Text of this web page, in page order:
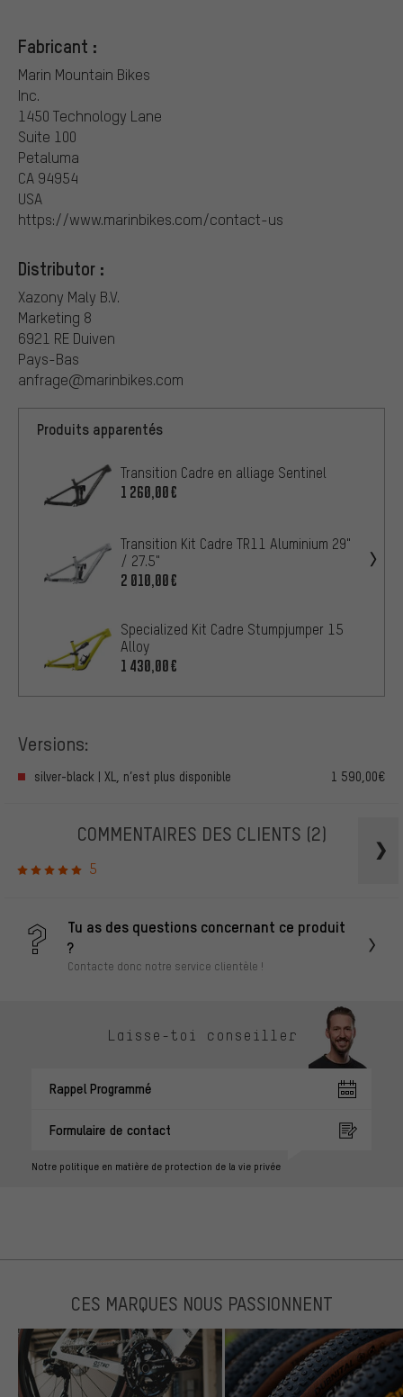
Fabricant :
Marin Mountain Bikes
Inc.
1450 Technology Lane
Suite 100
Petaluma
CA 94954
USA
https://www.marinbikes.com/contact-us
Distributor :
Xazony Maly B.V.
Marketing 8
6921 RE Duiven
Pays-Bas
anfrage@marinbikes.com
Produits apparentés
Transition Cadre en alliage Sentinel
1 260,00€
Transition Kit Cadre TR11 Aluminium 29"
/ 27.5"
2 010,00€
Specialized Kit Cadre Stumpjumper 15
Alloy
1 430,00€
Versions:
silver-black | XL, n’est plus disponible 1 590,00€
COMMENTAIRES DES CLIENTS (2)
5
Tu as des questions concernant ce produit
?
Contacte donc notre service clientèle !
Laisse-toi conseiller
Rappel Programmé
Formulaire de contact
Notre politique en matière de protection de la vie privée
CES MARQUES NOUS PASSIONNENT